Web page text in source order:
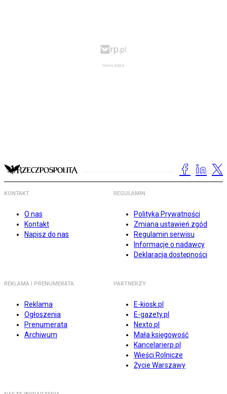
KONTAKT
O nas
Kontakt
Napisz do nas
REGULAMIN
Polityka Prywatności
Zmiana ustawień zgód
Regulamin serwisu
Informacje o nadawcy
Deklaracja dostępności
REKLAMA I PRENUMERATA
Reklama
Ogłoszenia
Prenumerata
Archiwum
PARTNERZY
E-kiosk.pl
E-gazety.pl
Nexto.pl
Mała księgowość
Kancelarierp.pl
Wieści Rolnicze
Życie Warszawy